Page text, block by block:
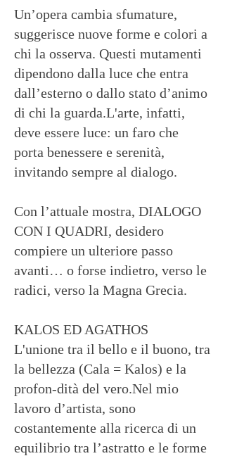
Un’opera cambia sfumature,
suggerisce nuove forme e colori a
chi la osserva. Questi mutamenti
dipendono dalla luce che entra
dall’esterno o dallo stato d’animo
di chi la guarda.L'arte, infatti,
deve essere luce: un faro che
porta benessere e serenità,
invitando sempre al dialogo.
Con l’attuale mostra, DIALOGO
CON I QUADRI, desidero
compiere un ulteriore passo
avanti… o forse indietro, verso le
radici, verso la Magna Grecia.
KALOS ED AGATHOS
L'unione tra il bello e il buono, tra
la bellezza (Cala = Kalos) e la
profon-dità del vero.Nel mio
lavoro d’artista, sono
costantemente alla ricerca di un
equilibrio tra l’astratto e le forme